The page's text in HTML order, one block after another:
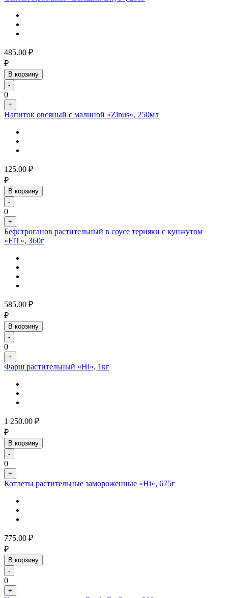
485.00 ₽
₽
В корзину
-
0
+
Напиток овсяный с малиной «Zinus», 250мл
125.00 ₽
₽
В корзину
-
0
+
Бефстроганов растительный в соусе терияки с кунжутом
«FIT», 360г
585.00 ₽
₽
В корзину
-
0
+
Фарш растительный «Hi», 1кг
1 250.00 ₽
₽
В корзину
-
0
+
Котлеты растительные замороженные «Hi», 675г
775.00 ₽
₽
В корзину
-
0
+